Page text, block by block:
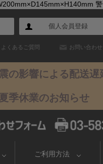
個人会員登録
よくあるご質問 お問い合わせ
の影響による配送
季休業のお知らせ
ご利用方法